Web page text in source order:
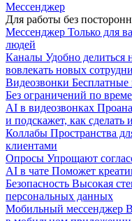
Мессенджер
Для работы без
Мессенджер Только для
людей
Каналы Удобно делиться
вовлекать новых
Видеозвонки Бесплатные
Без ограничений по
AI в видеозвонках
и подскажет, как сделать
Коллабы Пространства
клиентами
Опросы Упрощают
AI в чате Поможет
Безопасность Высокая
персональных данных
Мобильный мессенджер